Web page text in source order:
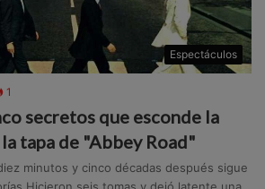
Espectáculos
1
secretos que esconde la
tapa de "Abbey Road"
minutos y cinco décadas después sigue